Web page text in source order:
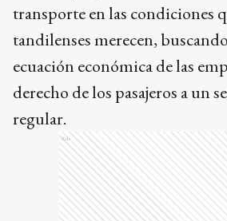
transporte en las condiciones
tandilenses merecen,
ecuación económica de las
derecho de los pasajeros a un
regular.
Ads